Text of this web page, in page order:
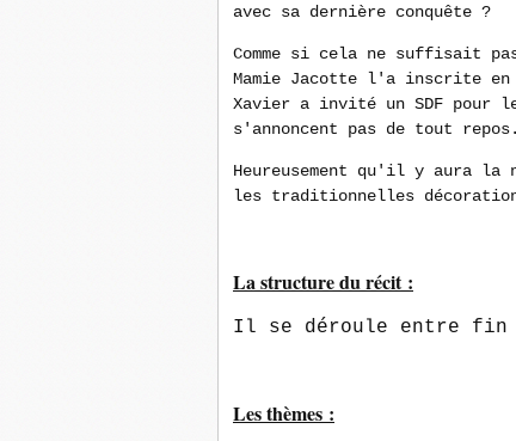
avec sa dernière conquête ?
Comme si cela ne suffisait
Mamie Jacotte l'a inscrite
Xavier a invité un SDF pour
s'annoncent pas de tout repos.
Heureusement qu'il y aura la
les traditionnelles
La structure du récit :
Il se déroule entre fin
Les thèmes :